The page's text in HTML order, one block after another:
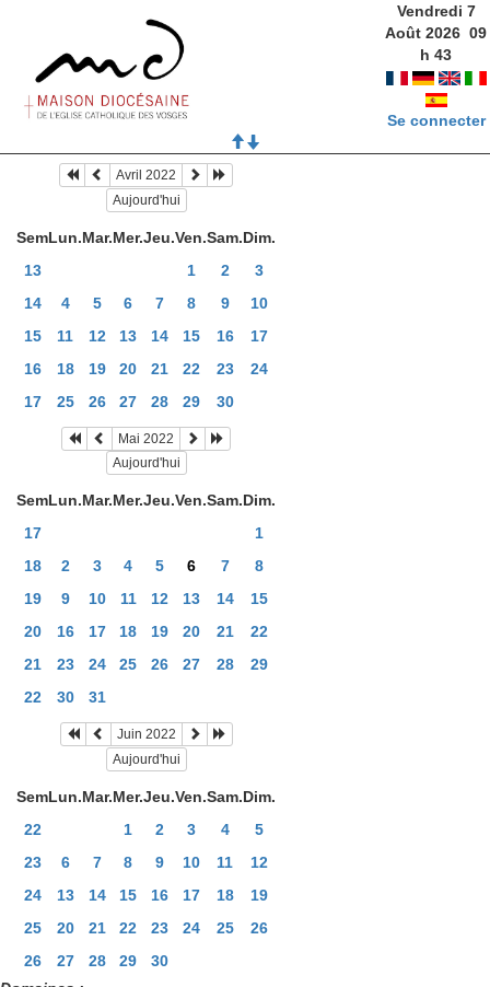
Vendredi 7
Août 2026 09
h43
Se connecter
Avril 2022
Aujourd'hui
SemLun.Mar.Mer.Jeu.Ven.Sam.Dim.
13
1 2
3
14
4 5 6 7 8 9
10
15
11 12 13 14 15 16
17
16
18 19 20 21 22 23
24
17
25 26 27 28 29 30
Mai 2022
Aujourd'hui
SemLun.Mar.Mer.Jeu.Ven.Sam.Dim.
17
1
18
2 3 4 5 6 7
8
19
9 10 11 12 13 14
15
20
16 17 18 19 20 21
22
21
23 24 25 26 27 28
29
22
30 31
Juin 2022
Aujourd'hui
SemLun.Mar.Mer.Jeu.Ven.Sam.Dim.
22
1 2 3 4
5
23
6 7 8 9 10 11
12
24
13 14 15 16 17 18
19
25
20 21 22 23 24 25
26
26
27 28 29
30